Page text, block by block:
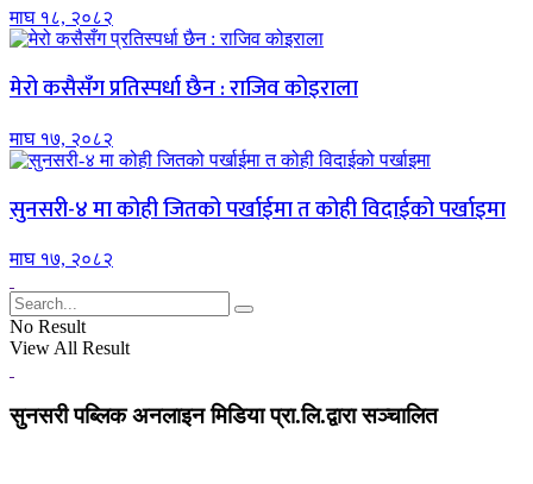
माघ १८, २०८२
मेरो कसैसँग प्रतिस्पर्धा छैन : राजिव कोइराला
माघ १७, २०८२
सुनसरी-४ मा कोही जितको पर्खाईमा त कोही विदाईको पर्खाइमा
माघ १७, २०८२
No Result
View All Result
सुनसरी पब्लिक अनलाइन मिडिया प्रा.लि.द्वारा सञ्चालित